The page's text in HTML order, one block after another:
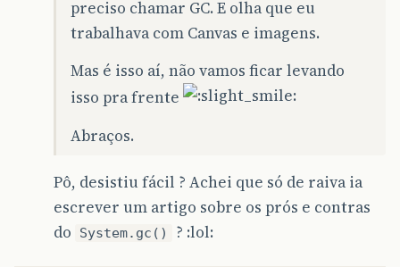
preciso chamar GC. E olha que eu
trabalhava com Canvas e imagens.
Mas é isso aí, não vamos ficar levando
isso pra frente
Abraços.
Pô, desistiu fácil ? Achei que só de raiva ia
escrever um artigo sobre os prós e contras
do
System.gc() ? :lol: